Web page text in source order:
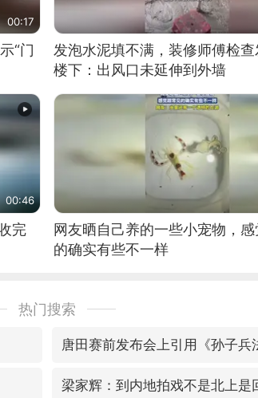
00:17
“门
发泡水泥填不满，装修师傅检查
楼下：出风口未延伸到外墙
00:46
完
网友晒自己养的一些小宠物，
的确实有些不一样
热门搜索
唐田赛前发布会上引用《孙子兵
梁家辉：到内地拍戏不是北上是